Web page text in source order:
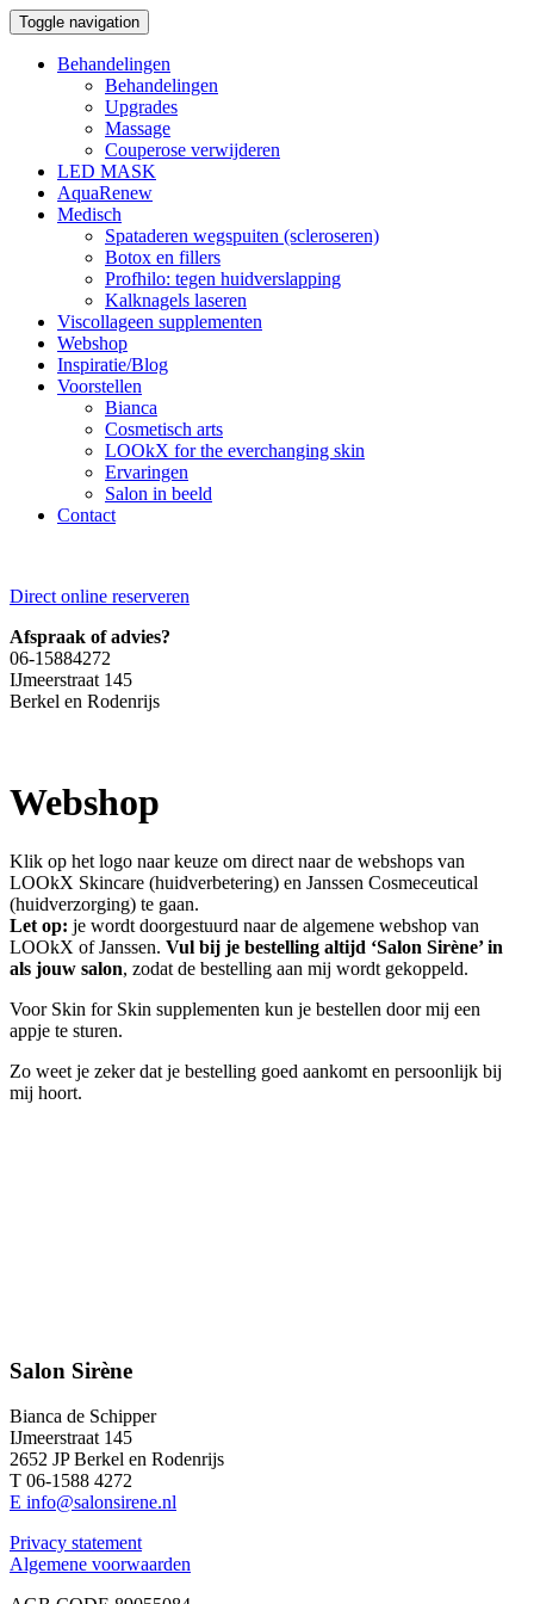
Toggle navigation
Behandelingen
Behandelingen
Upgrades
Massage
Couperose verwijderen
LED MASK
AquaRenew
Medisch
Spataderen wegspuiten (scleroseren)
Botox en fillers
Profhilo: tegen huidverslapping
Kalknagels laseren
Viscollageen supplementen
Webshop
Inspiratie/Blog
Voorstellen
Bianca
Cosmetisch arts
LOOkX for the everchanging skin
Ervaringen
Salon in beeld
Contact
Direct online reserveren
Afspraak of advies?
06-15884272
IJmeerstraat 145
Berkel en Rodenrijs
Webshop
Klik op het logo naar keuze om direct naar de webshops van
LOOkX Skincare (huidverbetering) en Janssen Cosmeceutical
(huidverzorging) te gaan.
Let op: je wordt doorgestuurd naar de algemene webshop van
LOOkX of Janssen. Vul bij je bestelling altijd ‘Salon Sirène’ in
als jouw salon, zodat de bestelling aan mij wordt gekoppeld.
Voor Skin for Skin supplementen kun je bestellen door mij een
appje te sturen.
Zo weet je zeker dat je bestelling goed aankomt en persoonlijk bij
mij hoort.
Salon Sirène
Bianca de Schipper
IJmeerstraat 145
2652 JP Berkel en Rodenrijs
T 06-1588 4272
E info@salonsirene.nl
Privacy statement
Algemene voorwaarden